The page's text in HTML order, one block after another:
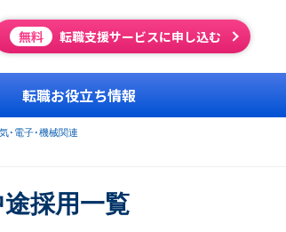
無料 転職支援サービスに申し込む
転職お役立ち情報
･電子･機械関連
採用一覧